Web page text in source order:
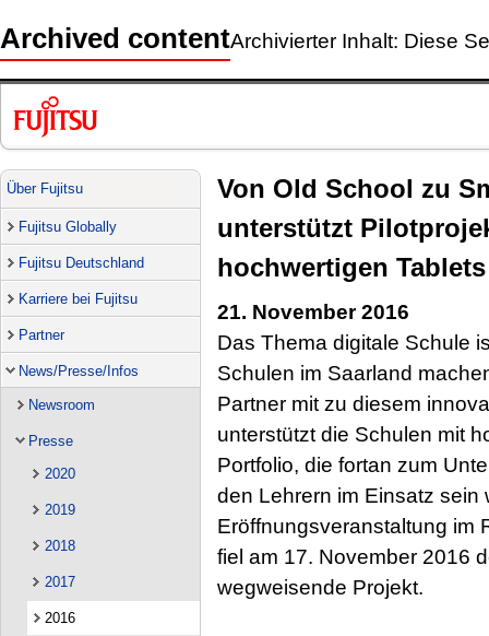
Archived contentArchivierter Inhalt: Diese
Über Fujitsu
Fujitsu Globally
Fujitsu Deutschland
Karriere bei Fujitsu
Partner
News/Presse/Infos
Newsroom
Presse
2020
2019
2018
2017
2016
Von Old School zu
unterstützt
hochwertigen Tablets
21. November 2016
Das Thema digitale Schule
Schulen im Saarland
Partner mit zu diesem
unterstützt die Schulen mit
Portfolio, die fortan zum
den Lehrern im Einsatz sein
Eröffnungsveranstaltung im
fiel am 17. November 2016
wegweisende Projekt.